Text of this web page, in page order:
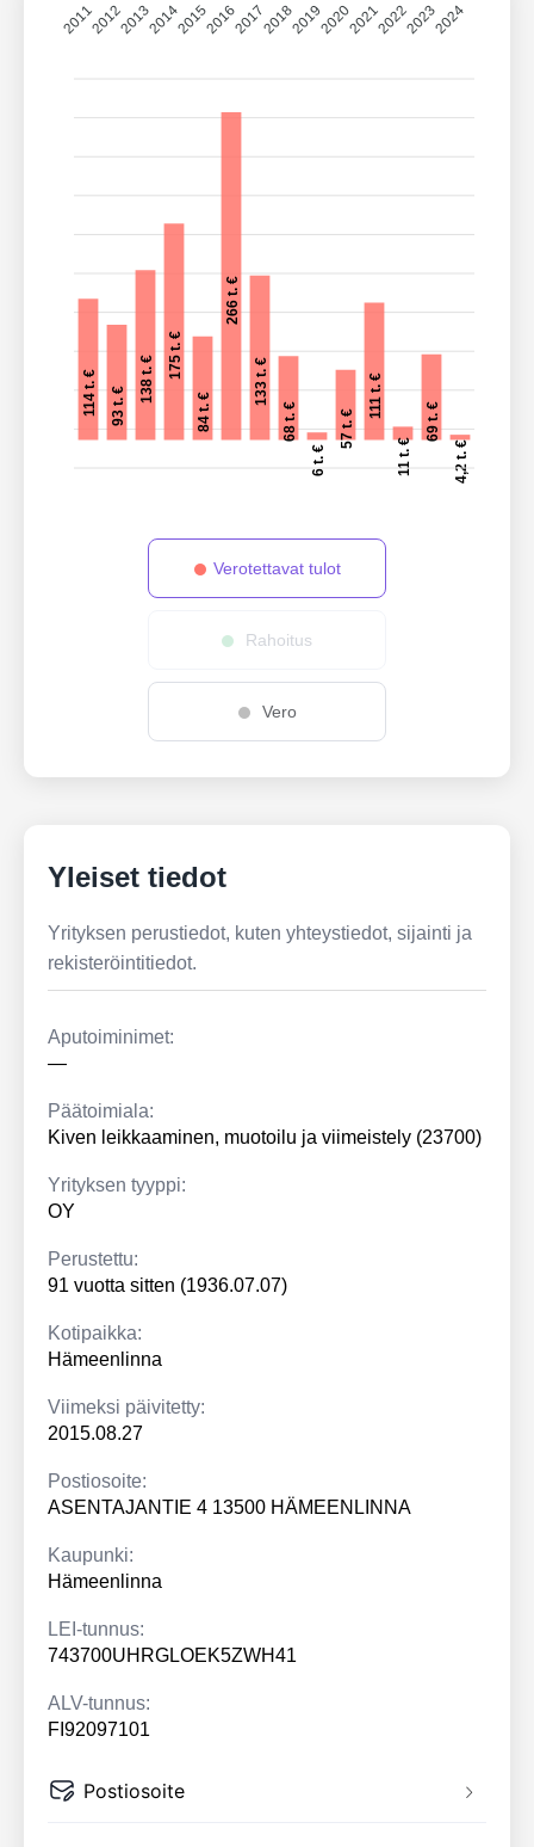
114 t. € 93 t. €
138 t. € 175 t. €
84 t. €
266 t. €
133 t. €
68 t. €
6 t. €
57 t. €
111 t. €
11 t. €
69 t. €
4,2 t. €
20112012201320142015201620172018201920202021202220232024
Verotettavat tulot
Rahoitus
Vero
Yleiset tiedot
Yrityksen perustiedot, kuten yhteystiedot, sijainti ja
rekisteröintitiedot.
Aputoiminimet:
—
Päätoimiala:
Kiven leikkaaminen, muotoilu ja viimeistely (23700)
Yrityksen tyyppi:
OY
Perustettu:
91 vuotta sitten (1936.07.07)
Kotipaikka:
Hämeenlinna
Viimeksi päivitetty:
2015.08.27
Postiosoite:
ASENTAJANTIE 4 13500 HÄMEENLINNA
Kaupunki:
Hämeenlinna
LEI-tunnus:
743700UHRGLOEK5ZWH41
ALV-tunnus:
FI92097101
Postiosoite